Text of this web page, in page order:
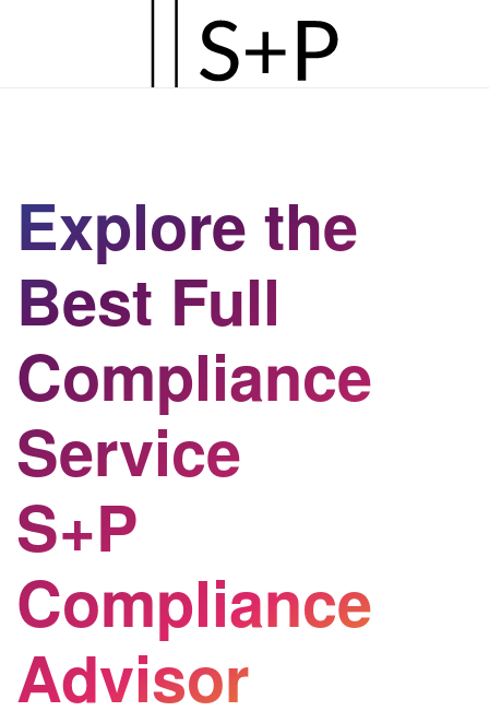
Hauptinhalt
Explore the
Best Full
Compliance
Service
S+P
Compliance
Advisor